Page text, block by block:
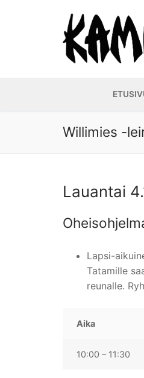
Willimies -
Lauantai
Lapsi-
Tatamille
reunalle.
Aika
10:00 – 11:30